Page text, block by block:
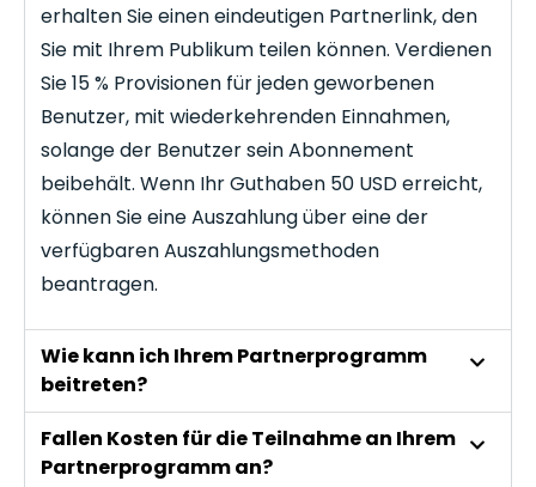
erhalten Sie einen eindeutigen Partnerlink, den
Sie mit Ihrem Publikum teilen können. Verdienen
Sie 15 % Provisionen für jeden geworbenen
Benutzer, mit wiederkehrenden Einnahmen,
solange der Benutzer sein Abonnement
beibehält. Wenn Ihr Guthaben 50 USD erreicht,
können Sie eine Auszahlung über eine der
verfügbaren Auszahlungsmethoden
beantragen.
Wie kann ich Ihrem Partnerprogramm
beitreten?
Fallen Kosten für die Teilnahme an Ihrem
Partnerprogramm an?